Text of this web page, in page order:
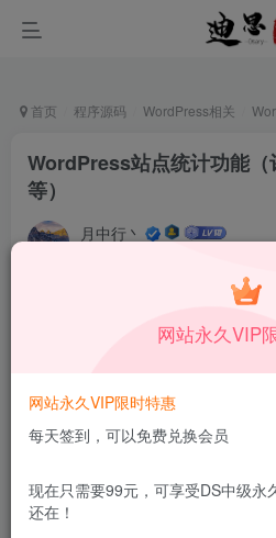
首页 程序源码 WordPress相关
WordPress站点统计功能（
等）
月中行丶
用途。如有侵权、不妥之处，请第
的基本信息，包括网站文章数、
以在页脚或侧边栏或其它任何地
网站永久VIP
网站永久VIP限时特惠
每天签到，可以免费兑换会员
现在只需要99元，可享受DS中级永
还在！